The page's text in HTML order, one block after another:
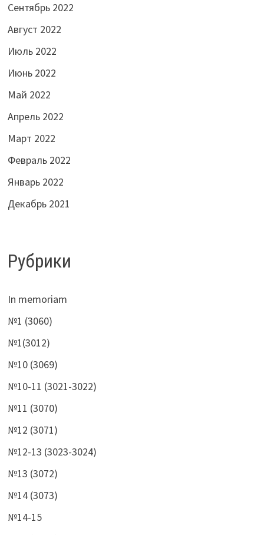
Сентябрь 2022
Август 2022
Июль 2022
Июнь 2022
Май 2022
Апрель 2022
Март 2022
Февраль 2022
Январь 2022
Декабрь 2021
Рубрики
In memoriam
№1 (3060)
№1(3012)
№10 (3069)
№10-11 (3021-3022)
№11 (3070)
№12 (3071)
№12-13 (3023-3024)
№13 (3072)
№14 (3073)
№14-15